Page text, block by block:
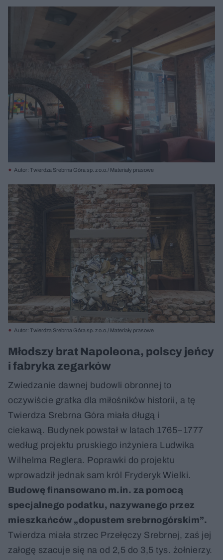
Autor: Twierdza Srebrna Góra sp. z o.o./ Materiały prasowe
Autor: Twierdza Srebrna Góra sp. z o.o./ Materiały prasowe
Młodszy brat Napoleona, polscy jeńcy
i fabryka zegarków
Zwiedzanie dawnej budowli obronnej to
oczywiście gratka dla miłośników historii, a tę
Twierdza Srebrna Góra miała długą i
ciekawą. Budynek powstał w latach 1765–1777
według projektu pruskiego inżyniera Ludwika
Wilhelma Reglera. Poprawki do projektu
wprowadził jednak sam król Fryderyk Wielki.
Budowę finansowano m.in. za pomocą
specjalnego podatku, nazywanego przez
mieszkańców „dopustem srebrnogórskim”.
Twierdza miała strzec Przełęczy Srebrnej, zaś jej
załogę szacuje się na od 2,5 do 3,5 tys. żołnierzy.